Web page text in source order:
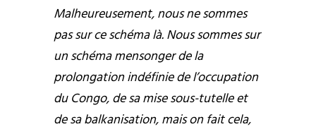
Malheureusement, nous ne sommes
pas sur ce schéma là. Nous sommes sur
un schéma mensonger de la
prolongation indéfinie de l’occupation
du Congo, de sa mise sous-tutelle et
de sa balkanisation, mais on fait cela,